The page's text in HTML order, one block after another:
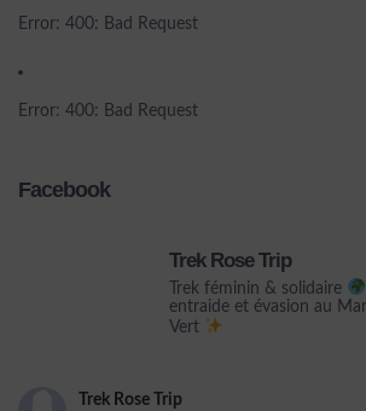
Error: 400: Bad Request
Error: 400: Bad Request
Facebook
Trek Rose Trip
Trek féminin & solidaire
entraide et évasion au
Vert
Trek Rose Trip